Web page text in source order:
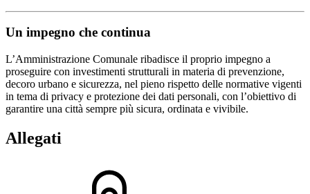
Un impegno che continua
L’Amministrazione Comunale ribadisce il proprio impegno a
proseguire con investimenti strutturali in materia di prevenzione,
decoro urbano e sicurezza, nel pieno rispetto delle normative vigenti
in tema di privacy e protezione dei dati personali, con l’obiettivo di
garantire una città sempre più sicura, ordinata e vivibile.
Allegati